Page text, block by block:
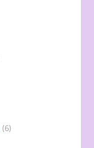
(6)